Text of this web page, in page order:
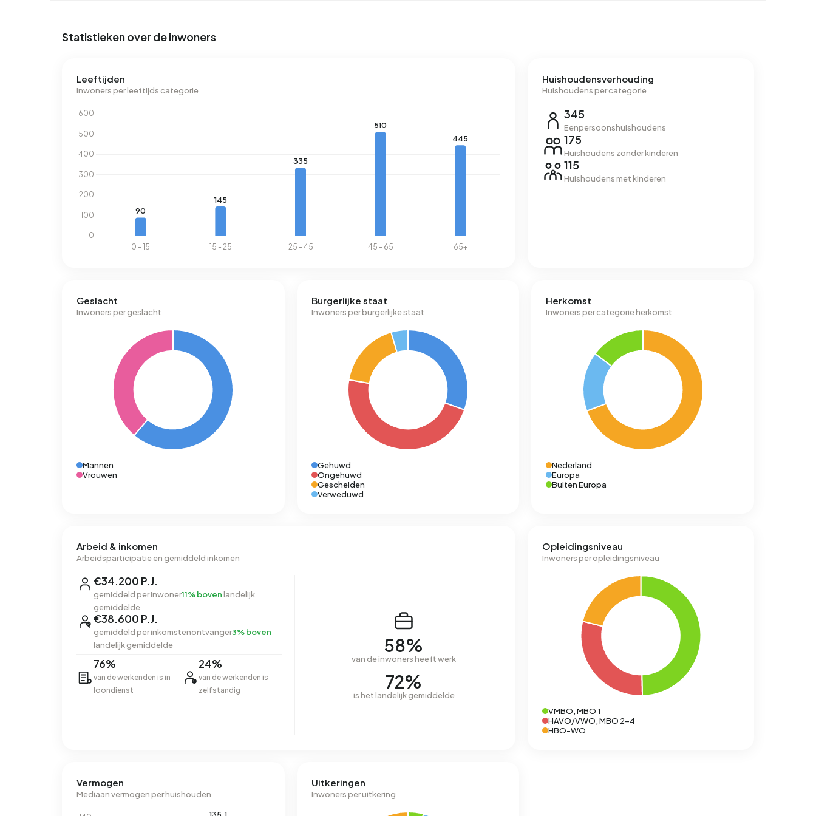
Statistieken over de inwoners
Leeftijden
Inwoners per leeftijds categorie
Huishoudensverhouding
Huishoudens per categorie
345
Eenpersoonshuishoudens
175
Huishoudens zonder kinderen
115
Huishoudens met kinderen
Geslacht
Inwoners per geslacht
Mannen
Vrouwen
Burgerlijke staat
Inwoners per burgerlijke staat
Gehuwd
Ongehuwd
Gescheiden
Verweduwd
Herkomst
Inwoners per categorie herkomst
Nederland
Europa
Buiten Europa
Arbeid & inkomen
Arbeidsparticipatie en gemiddeld inkomen
€34.200 P.J.
gemiddeld per inwoner11% bovenlandelijk
gemiddelde
€38.600 P.J.
gemiddeld per inkomstenontvanger3% boven
landelijk gemiddelde
76%
van de werkenden is in
loondienst
24%
van de werkenden is
zelfstandig
58%
van de inwoners heeft werk
72%
is het landelijk gemiddelde
Opleidingsniveau
Inwoners per opleidingsniveau
VMBO, MBO 1
HAVO/VWO, MBO 2-4
HBO-WO
Vermogen
Mediaan vermogen per huishouden
Uitkeringen
Inwoners per uitkering